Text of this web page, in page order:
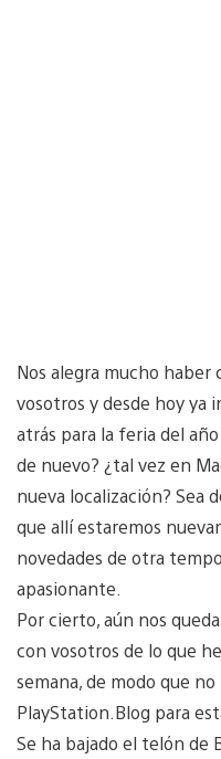
Nos alegra mucho
vosotros y desde hoy ya
atrás para la feria del
de nuevo? ¿tal vez en
nueva localización? Sea
que allí estaremos
novedades de otra
apasionante.
Por cierto, aún nos
con vosotros de lo que
semana, de modo que
PlayStation.Blog para
Se ha bajado el telón de